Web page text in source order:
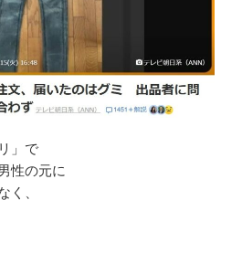
」で
性の元に
く、